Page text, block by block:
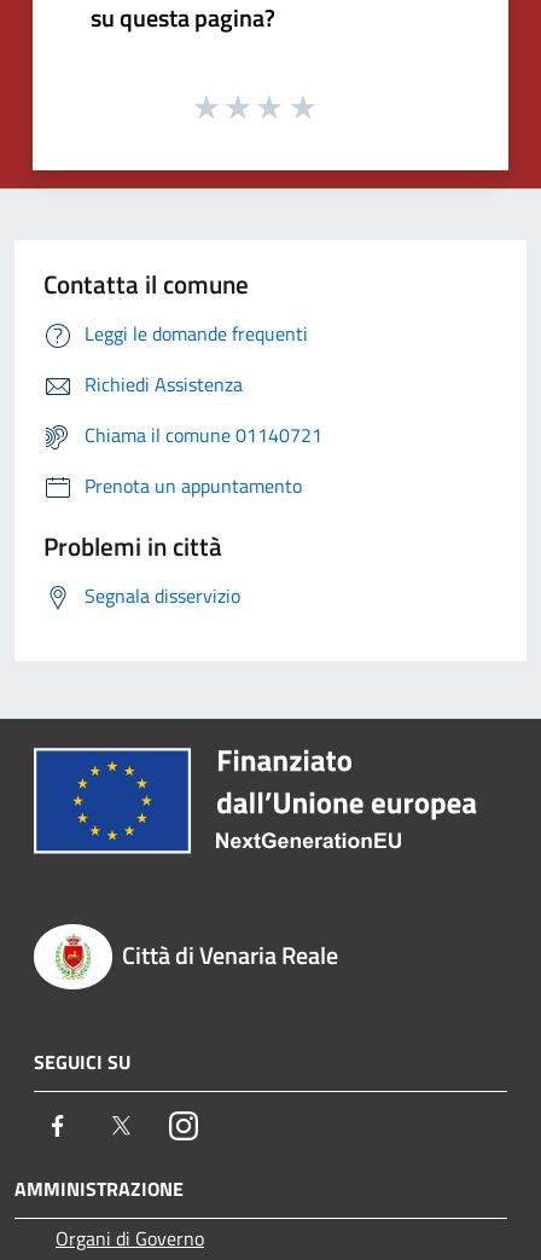
su questa pagina?
Contatta il comune
Leggi le domande frequenti
Richiedi Assistenza
Chiama il comune 01140721
Prenota un appuntamento
Problemi in città
Segnala disservizio
Città di Venaria Reale
SEGUICI SU
Facebook TwitterInstagram
AMMINISTRAZIONE
Organi di Governo